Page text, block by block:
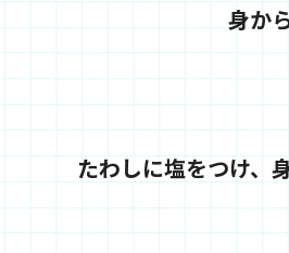
身か
たわしに塩をつけ、